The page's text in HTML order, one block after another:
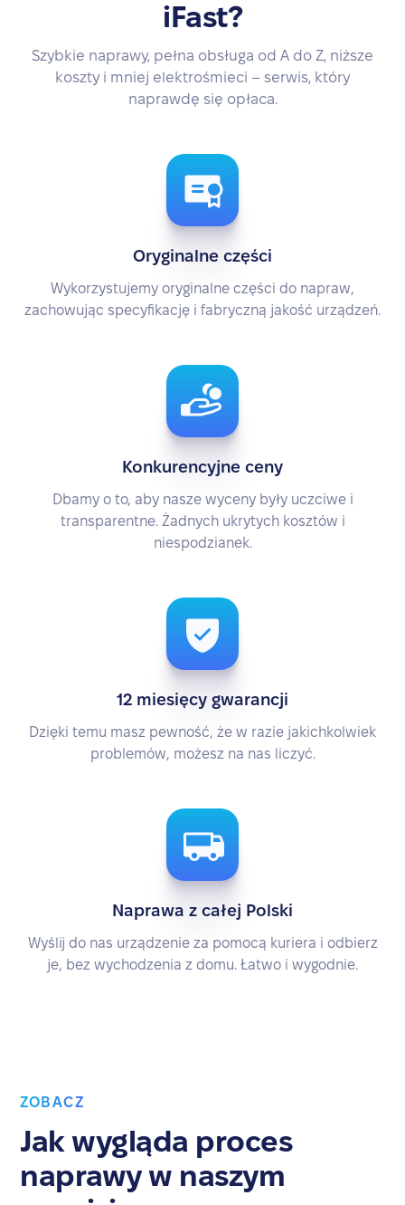
iFast?
Szybkie naprawy, pełna obsługa od A do Z, niższe
koszty i mniej elektrośmieci – serwis, który
naprawdę się opłaca.
Oryginalne części
Wykorzystujemy oryginalne części do napraw,
zachowując specyfikację i fabryczną jakość urządzeń.
Konkurencyjne ceny
Dbamy o to, aby nasze wyceny były uczciwe i
transparentne. Żadnych ukrytych kosztów i
niespodzianek.
12 miesięcy gwarancji
Dzięki temu masz pewność, że w razie jakichkolwiek
problemów, możesz na nas liczyć.
Naprawa z całej Polski
Wyślij do nas urządzenie za pomocą kuriera i odbierz
je, bez wychodzenia z domu. Łatwo i wygodnie.
ZOBACZ
Jak wygląda proces
naprawy w naszym